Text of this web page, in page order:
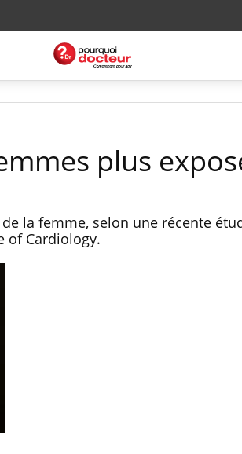
plus
la femme, selon une récente
of Cardiology.
oublier les